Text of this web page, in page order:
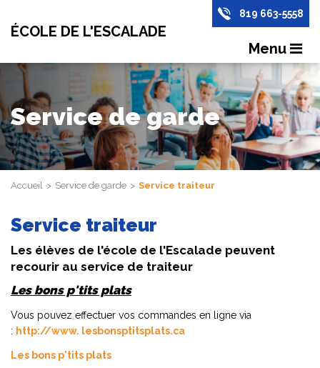
ÉCOLE DE L'ESCALADE
819 663-5558
Menu
Service de garde
Accueil Service de garde Service traiteur
Service traiteur
Les élèves de l'école de l'Escalade peuvent
recourir au service de traiteur
Les bons p'tits plats
Vous pouvez effectuer vos commandes en ligne via
: http://www. lesbonsptitsplats.ca
Les bons p'tits plats